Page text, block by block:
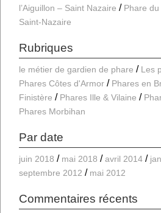
l’Aiguillon – Saint Nazaire
Phare
Saint-Nazaire
Rubriques
le métier de gardien de phare
Les
Phares Côtes d'Armor
Phares en
Finistère
Phares Ille & Vilaine
Phares Morbihan
Par date
juin 2018 mai 2018 avril 2014
septembre 2012
mai 2012
Commentaires récents